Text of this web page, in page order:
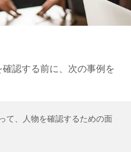
認する前に、次の事例を
て、人物を確認するための面